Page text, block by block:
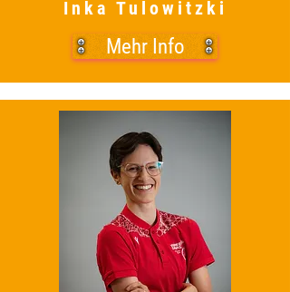
Inka Tulowitzki
Mehr Info